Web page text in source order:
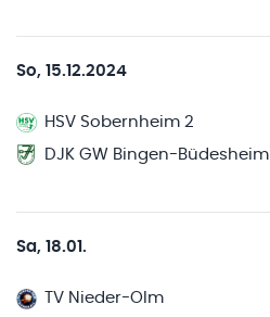
So, 15.12.2024
HSV Sobernheim 2
DJK GW Bingen-Büdesheim
Sa, 18.01.
TV Nieder-Olm